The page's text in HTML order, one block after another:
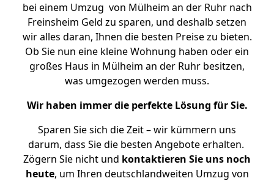
bei einem Umzug von Mülheim an der Ruhr nach
Freinsheim Geld zu sparen, und deshalb setzen
wir alles daran, Ihnen die besten Preise zu bieten.
Ob Sie nun eine kleine Wohnung haben oder ein
großes Haus in Mülheim an der Ruhr besitzen,
was umgezogen werden muss.
Wir haben immer die perfekte Lösung für Sie.
Sparen Sie sich die Zeit – wir kümmern uns
darum, dass Sie die besten Angebote erhalten.
Zögern Sie nicht und kontaktieren Sie uns noch
heute, um Ihren deutschlandweiten Umzug von